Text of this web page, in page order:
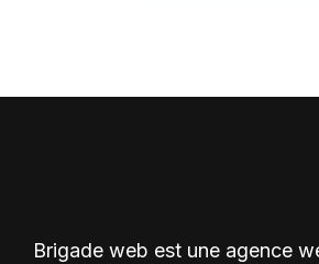
Brigade web est une agence